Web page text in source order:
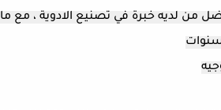
ويفضل من لديه خبرة في تصنيع الادوية ،